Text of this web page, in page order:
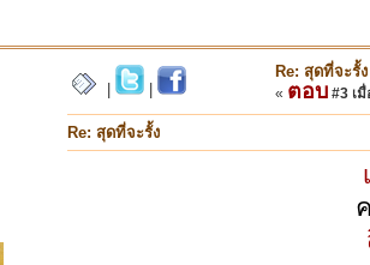
Re: สุดที่จะรั้ง
« ตอบ #3 เมื่
Re: สุดที่จะรั้ง